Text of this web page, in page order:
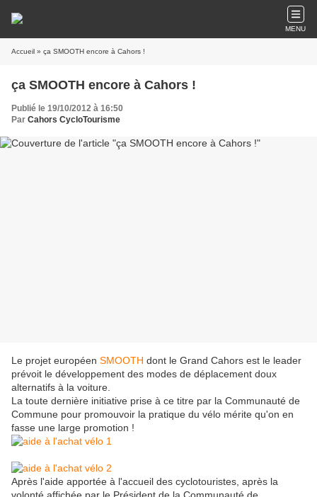
MENU
Accueil » ça SMOOTH encore à Cahors !
ça SMOOTH encore à Cahors !
Publié le 19/10/2012 à 16:50
Par Cahors CycloTourisme
Le projet européen SMOOTH dont le Grand Cahors est le leader
prévoit le développement des modes de déplacement doux
alternatifs à la voiture.
La toute dernière initiative prise à ce titre par la Communauté de
Commune pour promouvoir la pratique du vélo mérite qu'on en
fasse une large promotion !
Après l'aide apportée à l'accueil des cyclotouristes, après la